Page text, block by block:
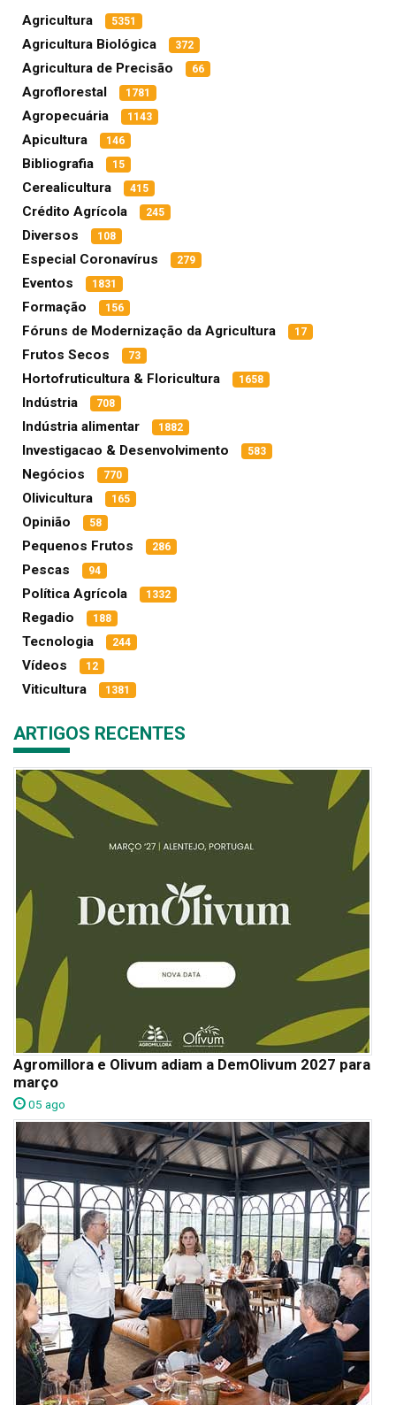
Agricultura 5351
Agricultura Biológica 372
Agricultura de Precisão 66
Agroflorestal 1781
Agropecuária 1143
Apicultura 146
Bibliografia 15
Cerealicultura 415
Crédito Agrícola 245
Diversos 108
Especial Coronavírus 279
Eventos 1831
Formação 156
Fóruns de Modernização da Agricultura 17
Frutos Secos 73
Hortofruticultura & Floricultura 1658
Indústria 708
Indústria alimentar 1882
Investigacao & Desenvolvimento 583
Negócios 770
Olivicultura 165
Opinião 58
Pequenos Frutos 286
Pescas 94
Política Agrícola 1332
Regadio 188
Tecnologia 244
Vídeos 12
Viticultura 1381
ARTIGOS RECENTES
Agromillora e Olivum adiam a DemOlivum 2027 para
março
05 ago